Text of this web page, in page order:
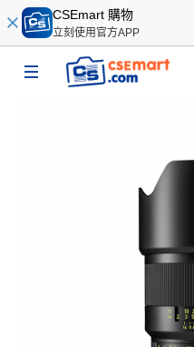
CSEmart 購物
立刻使用官方APP